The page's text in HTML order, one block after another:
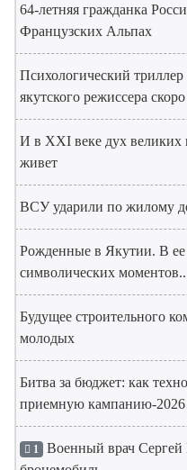
64-летняя гражданка
Французских Альпах
Психологический
якутского режиссера
И в XXI веке дух великих
живет
ВСУ ударили по жилому
Рожденные в Якутии. В
символических
Будущее строительного
молодых
Битва за бюджет: как
приемную кампанию-2026
1 Военный врач Сергей